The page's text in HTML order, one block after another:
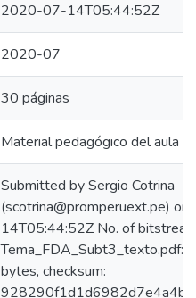
2020-07-14T05:44:52Z
2020-07
30 páginas
Material pedagógico del aula
Submitted by Sergio Cotrina
(scotrina@promperuext.pe)
14T05:44:52Z No. of
Tema_FDA_Subt3_texto.pdf:
bytes, checksum: